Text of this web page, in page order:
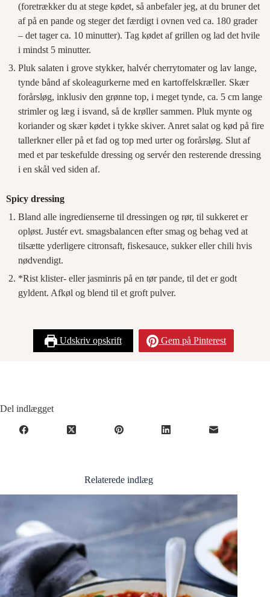
(foretrækker du at stege kødet, så anbefaler jeg, at du bruner det
af på en pande og steger det færdigt i ovnen ved ca. 180 grader
– det tager ca. 10 minutter). Tag kødet af grillen og lad det hvile
i mindst 5 minutter.
Pluk salaten i grove stykker, halvér cherrytomater og lav lange,
tynde bånd af skoleagurkerne med en kartoffelskræller. Skær
forårsløg, inklusiv den grønne top, i meget tynde, ca. 5 cm lange
strimler og læg i isvand, så de krøller sammen. Pluk mynte og
koriander og skær kødet i tykke skiver. Anret salat og kød på fire
tallerkner eller på et fad og top med urter og forårsløg. Slut af
med et par teskefulde dressing og servér den resterende dressing
i en skål ved siden af.
Spicy dressing
Bland alle ingredienserne til dressingen og rør, til sukkeret er
opløst. Justér evt. smagsbalancen efter smag og behag ved at
tilsætte yderligere citronsaft, fiskesauce, sukker eller chili hvis
nødvendigt.
*Rist klister- eller jasminris på en tør pande, til det er godt
gyldent. Afkøl og blend til et groft pulver.
Udskriv opskrift Gem på Pinterest
Del indlægget
Relaterede indlæg